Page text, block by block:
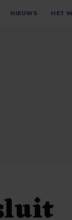
NIEUWS HET